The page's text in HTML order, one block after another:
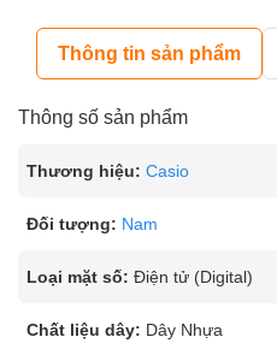
Thông tin sản phẩm
Thông số sản phẩm
Thương hiệu: Casio
Đối tượng: Nam
Loại mặt số: Điện tử (Digital)
Chất liệu dây: Dây Nhựa